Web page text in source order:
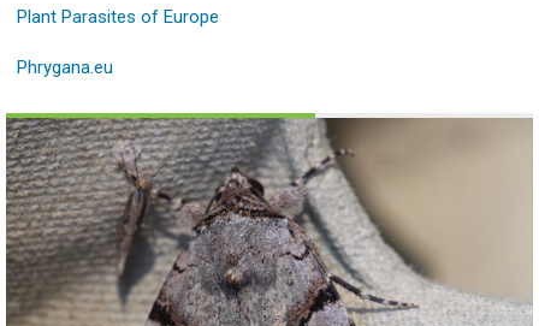
Plant Parasites of Europe
Phrygana.eu